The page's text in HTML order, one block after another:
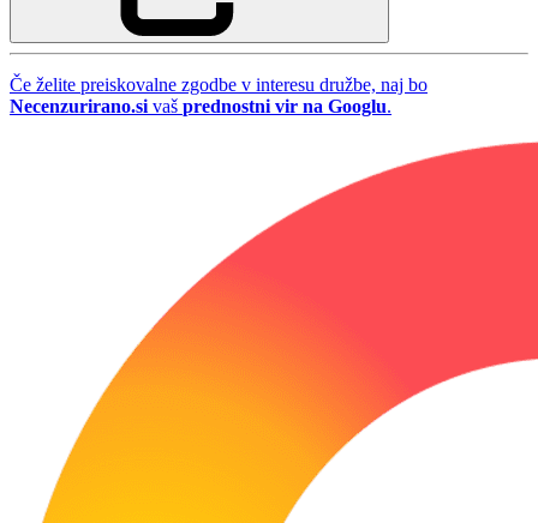
Če želite preiskovalne zgodbe v interesu družbe, naj bo
Necenzurirano.si vaš prednostni vir na Googlu.